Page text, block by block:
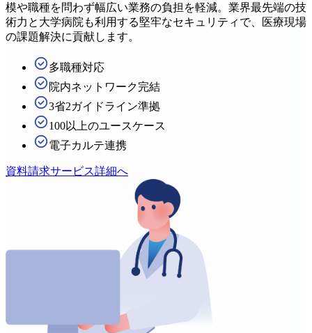
模や職種を問わず幅広い業務の負担を軽減。業界最先端の技
術力と大学病院も利用する堅牢なセキュリティで、医療現場
の課題解決に貢献します。
多職種対応
院内ネットワーク完結
3省2ガイドライン準拠
100以上のユースケース
電子カルテ連携
資料請求サービス詳細へ